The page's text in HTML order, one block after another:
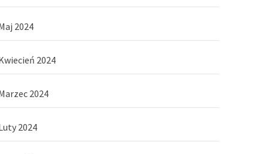
2024
2024
2024
2024